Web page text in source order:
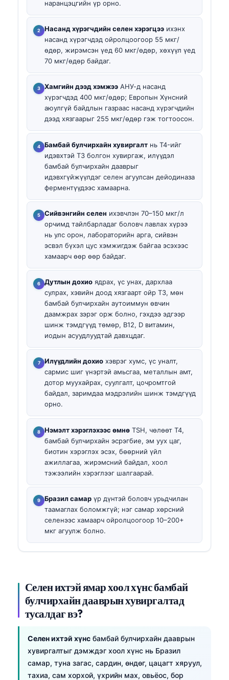
наранцэцгийн үр орно.
Насанд хүрэгчдийн селен хэрэгцээ ихэнх
насанд хүрэгчдэд ойролцоогоор 55 мкг/
өдөр, жирэмсэн үед 60 мкг/өдөр, хөхүүл үед
70 мкг/өдөр байдаг.
Хамгийн дээд хэмжээ АНУ-д насанд
хүрэгчдэд 400 мкг/өдөр; Европын Хүнсний
аюулгүй байдлын газраас насанд хүрэгчдийн
дээд хязгаарыг 255 мкг/өдөр гэж тогтоосон.
Бамбай булчирхайн хувиргалт нь T4-ийг
идэвхтэй T3 болгон хувиргаж, илүүдэл
бамбай булчирхайн дааврыг
идэвхгүйжүүлдэг селен агуулсан дейодиназа
ферментүүдээс хамаарна.
Сийвэнгийн селен ихэвчлэн 70–150 мкг/л
орчимд тайлбарладаг боловч лавлах хүрээ
нь улс орон, лабораторийн арга, сийвэн
эсвэл бүхэл цус хэмжигдэж байгаа эсэхээс
хамаарч өөр өөр байдаг.
Дутлын дохио ядрах, үс унах, дархлаа
сулрах, хэвийн доод хязгаарт ойр T3, мөн
бамбай булчирхайн аутоиммун өвчин
даамжрах зэрэг орж болно, гэхдээ эдгээр
шинж тэмдгүүд төмөр, B12, D витамин,
иодын асуудлуудтай давхцдаг.
Илүүдлийн дохио хэврэг хумс, үс уналт,
сармис шиг үнэртэй амьсгаа, металлын амт,
дотор муухайрах, суулгалт, цочромтгой
байдал, заримдаа мэдрэлийн шинж тэмдгүүд
орно.
Нэмэлт хэрэглэхээс өмнө TSH, чөлөөт T4,
бамбай булчирхайн эсрэгбие, эм уух цаг,
биотин хэрэглэх эсэх, бөөрний үйл
ажиллагаа, жирэмсний байдал, хоол
тэжээлийн хэрэглээг шалгаарай.
Бразил самар үр дүнтэй боловч урьдчилан
таамаглах боломжгүй; нэг самар хөрсний
селенээс хамаарч ойролцоогоор 10–200+
мкг агуулж болно.
Селен ихтэй ямар хоол хүнс бамбай
булчирхайн дааврын хувиргалтад
тусалдаг вэ?
Селен ихтэй хүнс бамбай булчирхайн дааврын
хувиргалтыг дэмждэг хоол хүнс нь Бразил
самар, туна загас, сардин, өндөг, цацагт хяруул,
тахиа, сам хорхой, үхрийн мах, овьёос, бор